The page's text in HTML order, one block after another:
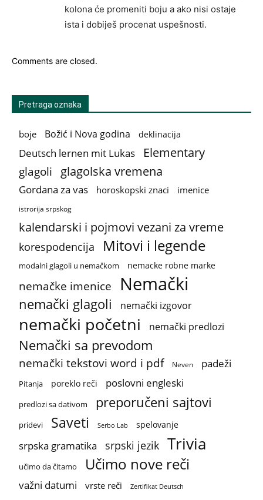
kolona će promeniti boju a ako nisi ostaje
ista i dobiješ procenat uspešnosti.
Comments are closed.
Pretraga oznaka
boje Božić i Nova godina deklinacija
Deutsch lernen mit Lukas Elementary
glagoli glagolska vremena
Gordana za vas horoskopski znaci imenice
istrorija srpskog
kalendarski i pojmovi vezani za vreme
korespodencija Mitovi i legende
modalni glagoli u nemačkom nemacke robne marke
nemačke imenice Nemački
nemački glagoli nemački izgovor
nemački početni nemački predlozi
Nemački sa prevodom
nemački tekstovi word i pdf Neven padeži
Pitanja poreklo reči poslovni engleski
predlozi sa dativom preporučeni sajtovi
pridevi Saveti Serbo Lab spelovanje
srpska gramatika srpski jezik Trivia
učimo da čitamo Učimo nove reči
važni datumi vrste reči Zertifikat Deutsch